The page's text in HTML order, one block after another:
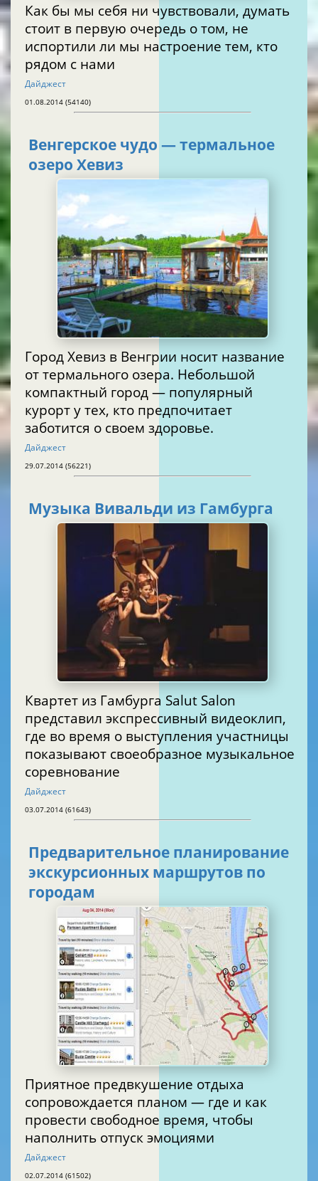
Как бы мы себя ни чувствовали, думать
стоит в первую очередь о том, не
испортили ли мы настроение тем, кто
рядом с нами
Дайджест
01.08.2014 (54140)
Венгерское чудо — термальное
озеро Хевиз
Город Хевиз в Венгрии носит название
от термального озера. Небольшой
компактный город — популярный
курорт у тех, кто предпочитает
заботится о своем здоровье.
Дайджест
29.07.2014 (56221)
Музыка Вивальди из Гамбурга
Квартет из Гамбурга Salut Salon
представил экспрессивный видеоклип,
где во время о выступления участницы
показывают своеобразное музыкальное
соревнование
Дайджест
03.07.2014 (61643)
Предварительное планирование
экскурсионных маршрутов по
городам
Приятное предвкушение отдыха
сопровождается планом — где и как
провести свободное время, чтобы
наполнить отпуск эмоциями
Дайджест
02.07.2014 (61502)